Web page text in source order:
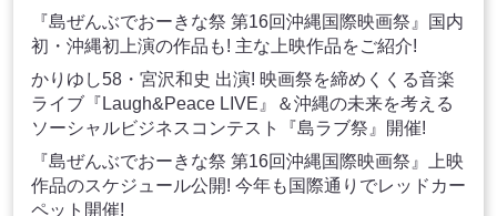
『島ぜんぶでおーきな祭 第16回沖縄国際映画祭』国内
初・沖縄初上演の作品も! 主な上映作品をご紹介!
かりゆし58・宮沢和史 出演! 映画祭を締めくくる音楽
ライブ『Laugh&Peace LIVE』＆沖縄の未来を考える
ソーシャルビジネスコンテスト『島ラブ祭』開催!
『島ぜんぶでおーきな祭 第16回沖縄国際映画祭』上映
作品のスケジュール公開! 今年も国際通りでレッドカー
ペット開催!